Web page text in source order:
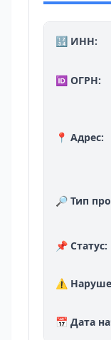
🔢 ИНН:
🆔 ОГРН:
📍 Адрес:
🔎 Тип
📌 Статус:
⚠️
📅 Дата